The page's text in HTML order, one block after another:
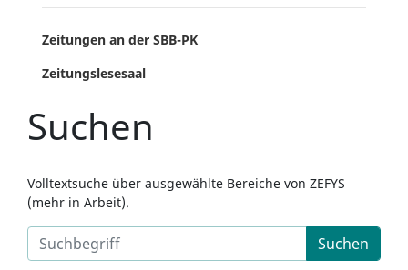
Zeitungen an der SBB-PK
Zeitungslesesaal
Suchen
Volltextsuche über ausgewählte Bereiche von ZEFYS
(mehr in Arbeit).
Suchen